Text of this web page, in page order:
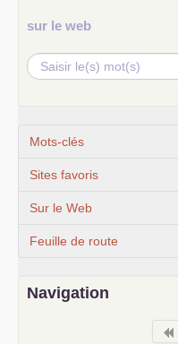
sur le web
Mots-clés
Sites favoris
Sur le Web
Feuille de route
Navigation